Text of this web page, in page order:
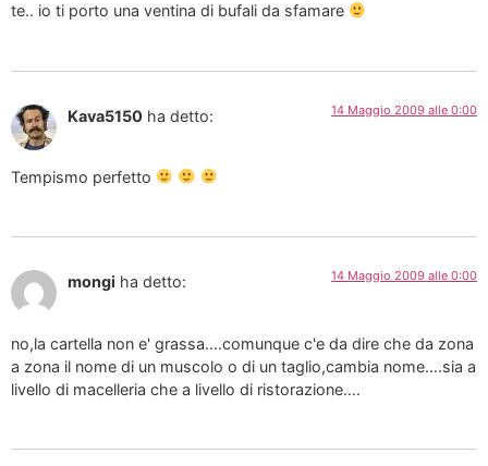
te.. io ti porto una ventina di bufali da sfamare
Kava5150 ha detto: 14 Maggio 2009 alle 0:00
Tempismo perfetto
mongi ha detto: 14 Maggio 2009 alle 0:00
no,la cartella non e' grassa….comunque c'e da dire che da zona
a zona il nome di un muscolo o di un taglio,cambia nome….sia a
livello di macelleria che a livello di ristorazione….